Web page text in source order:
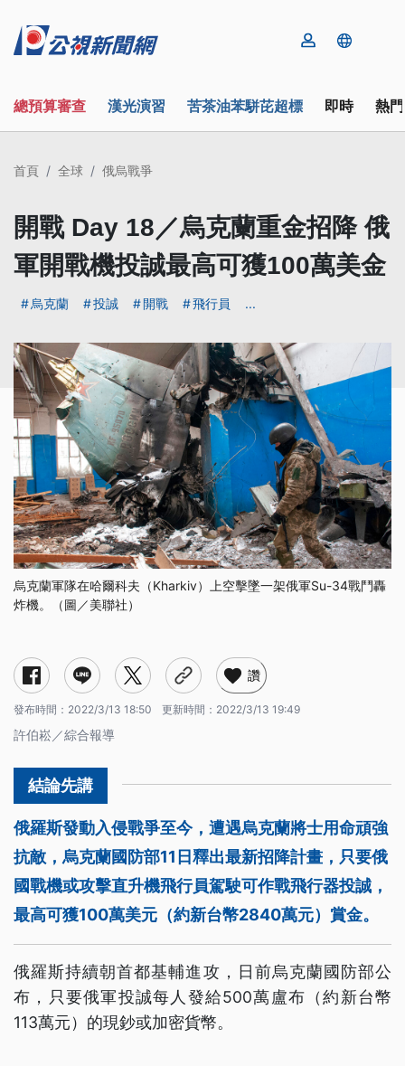
總預算審查 漢光演習 苦茶油苯駢芘超標 即時 熱
首頁 全球 俄烏戰爭
開戰 Day 18／烏克蘭重金招降 俄
軍開戰機投誠最高可獲100萬美金
烏克蘭 投誠 開戰 飛行員 ...
烏克蘭軍隊在哈爾科夫（Kharkiv）上空擊墜一架俄軍Su-34戰鬥轟
炸機。（圖／美聯社）
讚
發布時間： 2022/3/13 18:50 更新時間： 2022/3/13 19:49
許伯崧／綜合報導
俄羅斯發動入侵戰爭至今，遭遇烏克蘭將士用命頑強
抗敵，烏克蘭國防部11日釋出最新招降計畫，只要俄
國戰機或攻擊直升機飛行員駕駛可作戰飛行器投誠，
最高可獲100萬美元（約新台幣2840萬元）賞金。
俄羅斯持續朝首都基輔進攻，日前烏克蘭國防部公
布，只要俄軍投誠每人發給500萬盧布（約新台幣
113萬元）的現鈔或加密貨幣。